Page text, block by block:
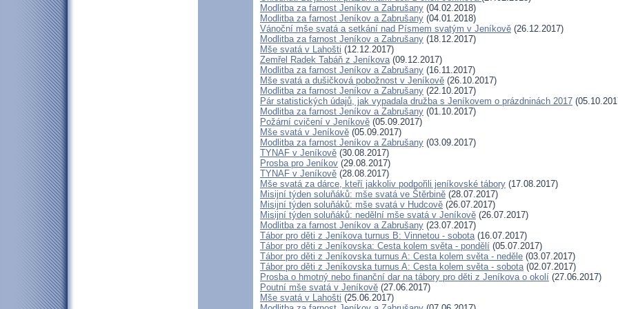
Modlitba za farnost Jeníkov a Zabrušany (04.02.2018)
Modlitba za farnost Jeníkov a Zabrušany (04.01.2018)
Vánoční mše svatá a setkání nad Písmem svatým v Jeníkově (26.12.2017)
Modlitba za farnost Jeníkov a Zabrušany (18.12.2017)
Mše svatá v Lahošti (12.12.2017)
Zemřel Radek Tabáň z Jeníkova(09.12.2017)
Modlitba za farnost Jeníkov a Zabrušany (16.11.2017)
Mše svatá a dušičková pobožnost v Jeníkově (26.10.2017)
Modlitba za farnost Jeníkov a Zabrušany (22.10.2017)
Pár statistických údajů, jak vypadala družba s Jeníkovem o prázdninách 2017
Modlitba za farnost Jeníkov a Zabrušany (01.10.2017)
Požární cvičení v Jeníkově (05.09.2017)
Mše svatá v Jeníkově (05.09.2017)
Modlitba za farnost Jeníkov a Zabrušany (03.09.2017)
TYNAF v Jeníkově (30.08.2017)
Prosba pro Jeníkov (29.08.2017)
TYNAF v Jeníkově (28.08.2017)
Mše svatá za dárce, kteří jakkoliv podpořili jeníkovské tábory (17.08.2017)
Misijní týden soluňáků: mše svatá ve Štěrbině (28.07.2017)
Misijní týden soluňáků: mše svatá v Hudcově (26.07.2017)
Misijní týden soluňáků: nedělní mše svatá v Jeníkově (26.07.2017)
Modlitba za farnost Jeníkov a Zabrušany (23.07.2017)
Tábor pro děti z Jeníkova turnus B: Vinnetou - sobota(16.07.2017)
Tábor pro děti z Jeníkovska: Cesta kolem světa - pondělí (05.07.2017)
Tábor pro děti z Jeníkovska turnus A: Cesta kolem světa - neděle (03.07.2017)
Tábor pro děti z Jeníkovska turnus A: Cesta kolem světa - sobota(02.07.2017)
Prosba o hmotný nebo finanční dar na tábory pro děti z Jeníkova o okolí (27.06.2017)
Poutní mše svatá v Jeníkově (27.06.2017)
Mše svatá v Lahošti (25.06.2017)